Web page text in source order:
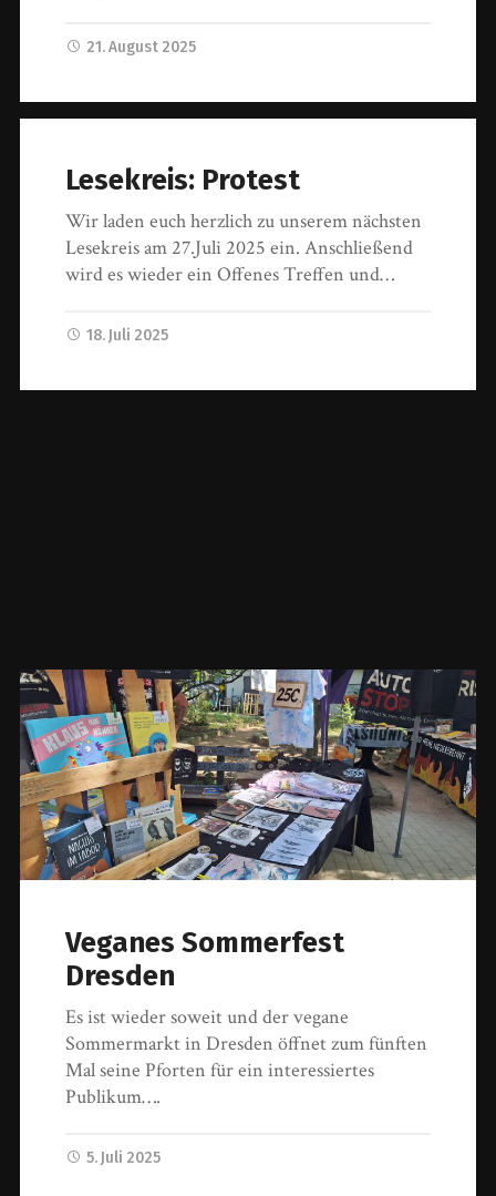
21. August 2025
Lesekreis: Protest
Wir laden euch herzlich zu unserem nächsten
Lesekreis am 27.Juli 2025 ein. Anschließend
wird es wieder ein Offenes Treffen und…
18. Juli 2025
Veganes Sommerfest
Dresden
Es ist wieder soweit und der vegane
Sommermarkt in Dresden öffnet zum fünften
Mal seine Pforten für ein interessiertes
Publikum….
5. Juli 2025